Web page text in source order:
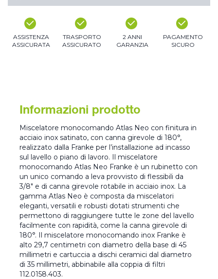
ASSISTENZA
ASSICURATA
TRASPORTO
ASSICURATO
2 ANNI
GARANZIA
PAGAMENTO
SICURO
Informazioni prodotto
Miscelatore monocomando Atlas Neo con finitura in
acciaio inox satinato, con canna girevole di 180°,
realizzato dalla Franke per l’installazione ad incasso
sul lavello o piano di lavoro. Il miscelatore
monocomando Atlas Neo Franke è un rubinetto con
un unico comando a leva provvisto di flessibili da
3/8" e di canna girevole rotabile in acciaio inox. La
gamma Atlas Neo è composta da miscelatori
eleganti, versatili e robusti dotati strumenti che
permettono di raggiungere tutte le zone del lavello
facilmente con rapidità, come la canna girevole di
180°. Il miscelatore monocomando inox Franke è
alto 29,7 centimetri con diametro della base di 45
millimetri e cartuccia a dischi ceramici dal diametro
di 35 millimetri, abbinabile alla coppia di filtri
112.0158.403.